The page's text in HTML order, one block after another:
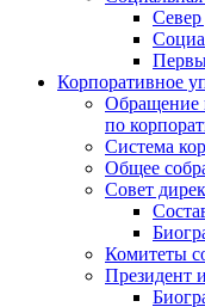
Север
Корпоративное
Обращение
по
Система
Общее
Совет
Комитеты
Президент